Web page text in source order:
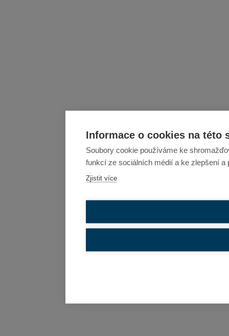
Informace o cookies na této
Soubory cookie používáme ke
funkcí ze sociálních médií a ke zlepšení a
Zjistit více